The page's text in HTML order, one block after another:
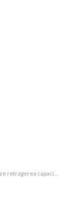
militare ale SUA